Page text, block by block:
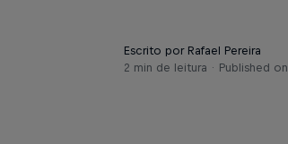
Escrito por Rafael Pereira
2 min de leitura
Published on